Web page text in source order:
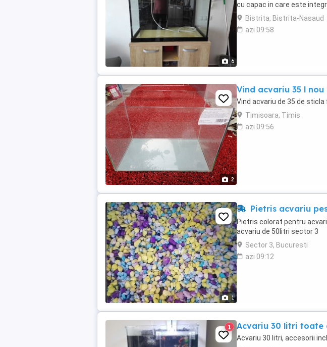
6
cu capac in care este
Bistrita, Bistrita-Nasaud
azi 09:58
2
Vind acvariu 35 l nou
Vind acvariu de 35 de
Timisoara, Timis
azi 09:56
1
Pietris acvariu
Pietris colorat pentru
acvariu de 50litri sector 3
Sector 3, Bucuresti
azi 09:12
1 Acvariu 30 litri toate
Acvariu 30 litri, accesorii